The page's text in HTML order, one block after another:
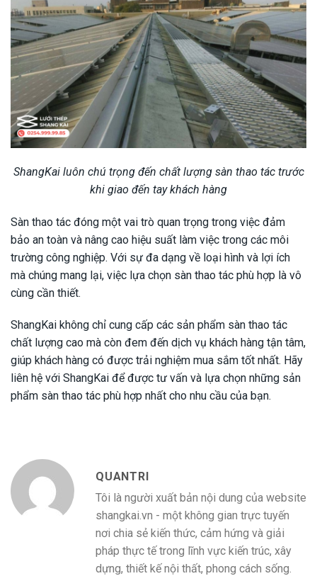
ShangKai luôn chú trọng đến chất lượng sàn thao tác trước
khi giao đến tay khách hàng
Sàn thao tác đóng một vai trò quan trọng trong việc đảm
bảo an toàn và nâng cao hiệu suất làm việc trong các môi
trường công nghiệp. Với sự đa dạng về loại hình và lợi ích
mà chúng mang lại, việc lựa chọn sàn thao tác phù hợp là vô
cùng cần thiết.
ShangKai không chỉ cung cấp các sản phẩm sàn thao tác
chất lượng cao mà còn đem đến dịch vụ khách hàng tận tâm,
giúp khách hàng có được trải nghiệm mua sắm tốt nhất. Hãy
liên hệ với ShangKai để được tư vấn và lựa chọn những sản
phẩm sàn thao tác phù hợp nhất cho nhu cầu của bạn.
QUANTRI
Tôi là người xuất bản nội dung của website
shangkai.vn - một không gian trực tuyến
nơi chia sẻ kiến thức, cảm hứng và giải
pháp thực tế trong lĩnh vực kiến trúc, xây
dựng, thiết kế nội thất, phong cách sống.